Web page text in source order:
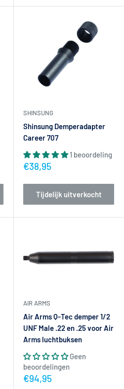
SHINSUNG
Shinsung Demperadapter
Career 707
1 beoordeling
Actieprijs
€38,95
Tijdelijk uitverkocht
AIR ARMS
Air Arms Q-Tec demper 1/2
UNF Male .22 en .25 voor Air
Arms luchtbuksen
Geen
beoordelingen
Actieprijs
€94,95